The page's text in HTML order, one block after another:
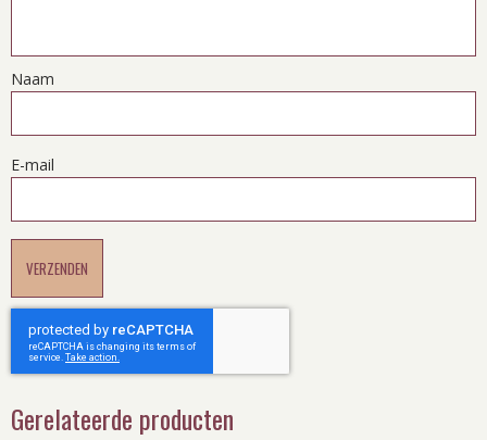
Naam
E-mail
Gerelateerde producten